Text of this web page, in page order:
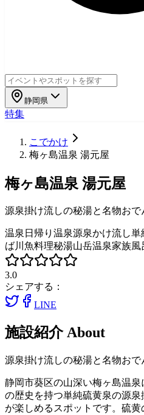
静岡県
特集
こでかけ
梅ヶ島温泉 湯元屋
梅ヶ島温泉 湯元屋
源泉掛け流しの秘湯と名物お
温泉 日帰り温泉源泉かけ流し単
ば川魚料理秘湯山岳温泉家族風
3.0
シェアする：
LINE
施設紹介 About
源泉掛け流しの秘湯と名物お
静岡市葵区の山深い梅ヶ島温
の歴史を持つ単純硫黄泉の源
が楽しめるスポットです。硫